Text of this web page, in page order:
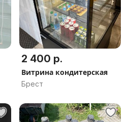
2 400 р.
Витрина кондитерская
Брест